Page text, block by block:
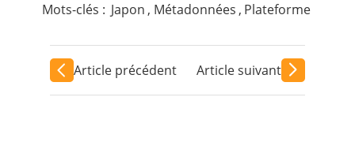
Mots-clés : Japon , Métadonnées , Plateforme
Article précédent Article suivant